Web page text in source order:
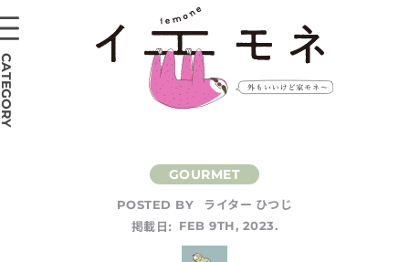
POSTED BY
ライター ひつじ
掲載日:
FEB 9TH, 2023.